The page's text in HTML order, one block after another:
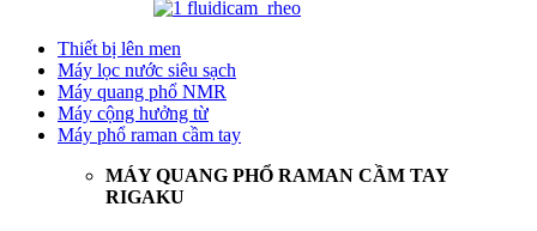
Thiết bị lên men
Máy lọc nước siêu sạch
Máy quang phổ NMR
Máy cộng hưởng từ
Máy phổ raman cầm tay
MÁY QUANG PHỔ RAMAN CẦM TAY
RIGAKU